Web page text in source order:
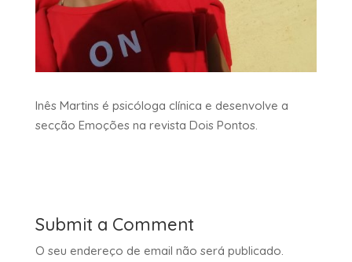
Inês Martins é psicóloga clínica e desenvolve a
secção Emoções na revista Dois Pontos.
Submit a Comment
O seu endereço de email não será publicado.